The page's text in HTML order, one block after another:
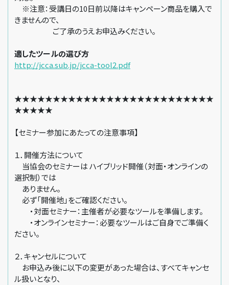
※注意：受講日の10日前以降はキャンペーン商品を購入で
きませんので、
ご了承のうえお申込みください。
適したツールの選び方
http://jcca.sub.jp/jcca-tool2.pdf
★★★★★★★★★★★★★★★★★★★★★★★★★★
★★★★★
【セミナー参加にあたっての注意事項】
１．開催方法について
当協会のセミナーは ハイブリッド開催（対面・オンラインの
選択制）では
ありません。
必ず「開催地」をご確認ください。
・対面セミナー：主催者が必要なツールを準備します。
・オンラインセミナー：必要なツールはご自身でご準備く
ださい。
２．キャンセルについて
お申込み後に以下の変更があった場合は、すべてキャンセ
ル扱いとなり、